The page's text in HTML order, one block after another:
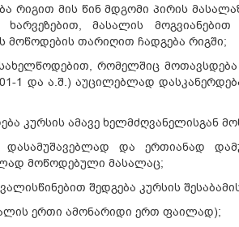
რიგით მის წინ მდგომი პირის
მასალის
თარიღით ჩადგება რიგში;
რომელშიც
1 და ა.შ.) აუცილებლად
კურსის ამავე ხელმძღვანელისგან
და ერთიანად
მოწოდებული მასალაც;
შედგება კურსის
ერთი ამონარიდი ერთ ფაილად);